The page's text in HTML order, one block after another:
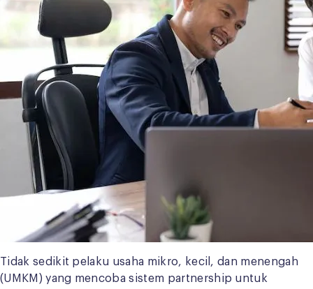
Tidak sedikit pelaku usaha mikro, kecil, dan menengah
(UMKM) yang mencoba sistem partnership untuk